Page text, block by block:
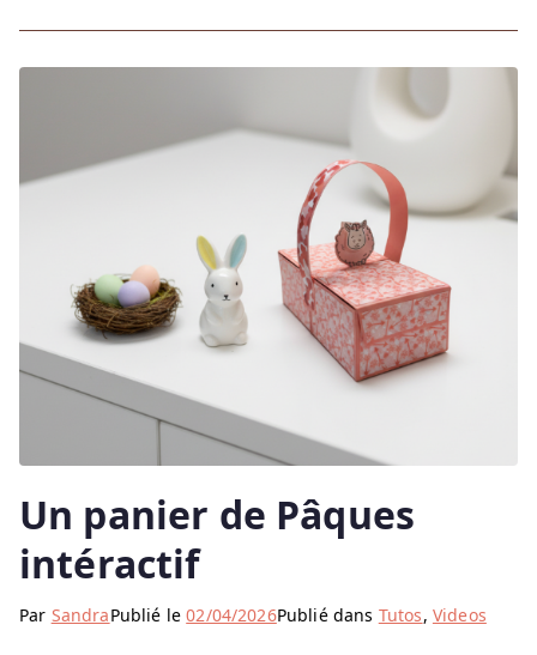
Un panier de Pâques
intéractif
Par SandraPublié le02/04/2026Publié dans Tutos, Videos